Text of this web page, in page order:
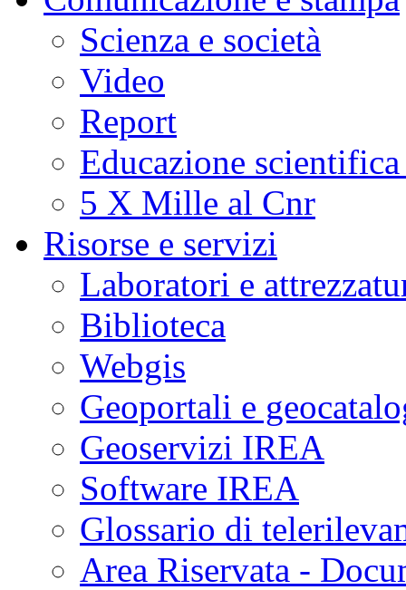
Scienza e società
Video
Report
Educazione
5 X Mille al Cnr
Risorse e servizi
Laboratori e
Biblioteca
Webgis
Geoportali e
Geoservizi IREA
Software IREA
Glossario di
Area Riservata -